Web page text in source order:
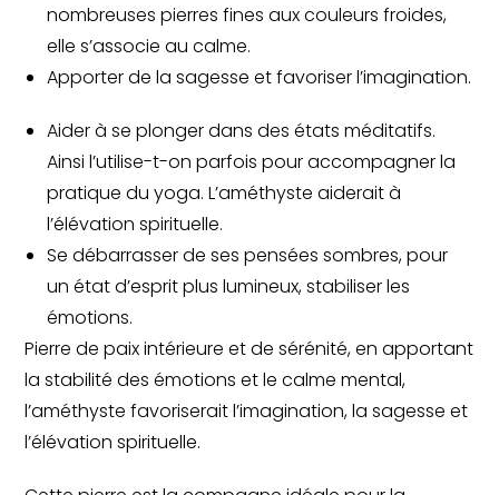
nombreuses pierres fines aux couleurs froides,
elle s’associe au calme.
Apporter de la sagesse et favoriser l’imagination.
Aider à se plonger dans des états méditatifs.
Ainsi l’utilise-t-on parfois pour accompagner la
pratique du yoga. L’améthyste aiderait à
l’élévation spirituelle.
Se débarrasser de ses pensées sombres, pour
un état d’esprit plus lumineux, stabiliser les
émotions.
Pierre de paix intérieure et de sérénité, en apportant
la stabilité des émotions et le calme mental,
l’améthyste favoriserait l’imagination, la sagesse et
l’élévation spirituelle.